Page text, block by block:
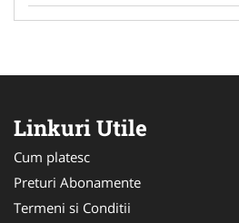
Linkuri Utile
Cum platesc
Preturi Abonamente
Termeni si Conditii